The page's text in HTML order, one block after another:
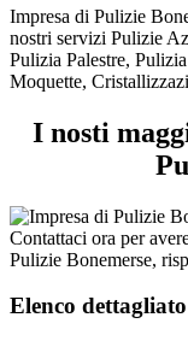
Impresa di Pulizie
nostri servizi Pulizie
Pulizia Palestre,
Moquette,
I nosti
Elenco